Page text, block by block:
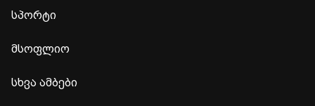
სპორტი
მსოფლიო
სხვა ამბები